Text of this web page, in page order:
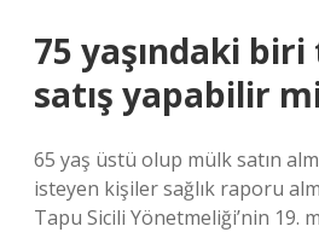
75 yaşındaki
satış yapabilir
65 yaş üstü olup mülk satın
isteyen kişiler sağlık raporu
Tapu Sicili Yönetmeliği’nin 19.